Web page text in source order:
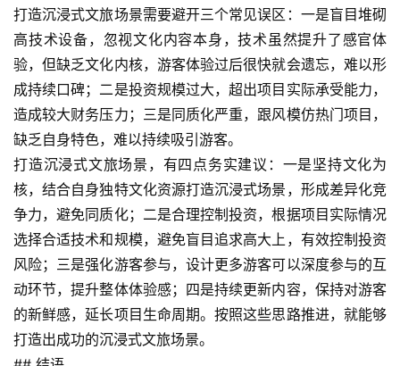
振
兴
智
慧
旅
游
A
R
+
文
旅
问
答
登录 注册
打造沉浸式文旅场景需要避开三个常见误区：一是盲目堆砌
高技术设备，忽视文化内容本身，技术虽然提升了感官体
验，但缺乏文化内核，游客体验过后很快就会遗忘，难以形
成持续口碑；二是投资规模过大，超出项目实际承受能力，
造成较大财务压力；三是同质化严重，跟风模仿热门项目，
缺乏自身特色，难以持续吸引游客。
打造沉浸式文旅场景，有四点务实建议：一是坚持文化为
核，结合自身独特文化资源打造沉浸式场景，形成差异化竞
争力，避免同质化；二是合理控制投资，根据项目实际情况
选择合适技术和规模，避免盲目追求高大上，有效控制投资
风险；三是强化游客参与，设计更多游客可以深度参与的互
动环节，提升整体体验感；四是持续更新内容，保持对游客
的新鲜感，延长项目生命周期。按照这些思路推进，就能够
打造出成功的沉浸式文旅场景。